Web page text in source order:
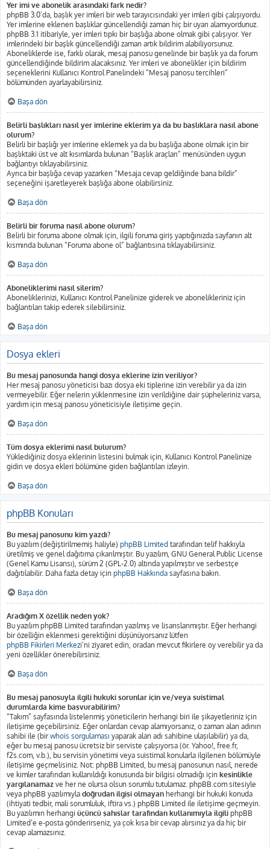
Yer imi ve abonelik arasındaki fark nedir?
phpBB 3.0’da, başlık yer imleri bir web tarayıcısındaki yer imleri gibi çalışıyordu.
Yer imlerine eklenen başlıklar güncellendiği zaman hiç bir uyarı alamıyordunuz.
phpBB 3.1 itibariyle, yer imleri tıpkı bir başlığa abone olmak gibi çalışıyor. Yer
imlerindeki bir başlık güncellendiği zaman artık bildirim alabiliyorsunuz.
Aboneliklerde ise, farklı olarak, mesaj panosu genelinde bir başlık ya da forum
güncellendiğinde bildirim alacaksınız. Yer imleri ve abonelikler için bildirim
seçeneklerini Kullanıcı Kontrol Panelindeki “Mesaj panosu tercihleri”
bölümünden ayarlayabilirsiniz.
Başa dön
Belirli başlıkları nasıl yer imlerine eklerim ya da bu başlıklara nasıl abone
olurum?
Belirli bir başlığı yer imlerine eklemek ya da bu başlığa abone olmak için bir
başlıktaki üst ve alt kısımlarda bulunan “Başlık araçları” menüsünden uygun
bağlantıyı tıklayabilirsiniz.
Ayrıca bir başlığa cevap yazarken “Mesaja cevap geldiğinde bana bildir”
seçeneğini işaretleyerek başlığa abone olabilirsiniz.
Başa dön
Belirli bir foruma nasıl abone olurum?
Belirli bir foruma abone olmak için, ilgili foruma giriş yaptığınızda sayfanın alt
kısmında bulunan “Foruma abone ol” bağlantısına tıklayabilirsiniz.
Başa dön
Aboneliklerimi nasıl silerim?
Aboneliklerinizi, Kullanıcı Kontrol Panelinize giderek ve abonelikleriniz için
bağlantıları takip ederek silebilirsiniz.
Başa dön
Dosya ekleri
Bu mesaj panosunda hangi dosya eklerine izin veriliyor?
Her mesaj panosu yöneticisi bazı dosya eki tiplerine izin verebilir ya da izin
vermeyebilir. Eğer nelerin yüklenmesine izin verildiğine dair şüpheleriniz varsa,
yardım için mesaj panosu yöneticisiyle iletişime geçin.
Başa dön
Tüm dosya eklerimi nasıl bulurum?
Yüklediğiniz dosya eklerinin listesini bulmak için, Kullanıcı Kontrol Panelinize
gidin ve dosya ekleri bölümüne giden bağlantıları izleyin.
Başa dön
phpBB Konuları
Bu mesaj panosunu kim yazdı?
Bu yazılım (değiştirilmemiş haliyle) phpBB Limited tarafından telif hakkıyla
üretilmiş ve genel dağıtıma çıkarılmıştır. Bu yazılım, GNU General Public License
(Genel Kamu Lisansı), sürüm 2 (GPL-2.0) altında yapılmıştır ve serbestçe
dağıtılabilir. Daha fazla detay için phpBB Hakkında sayfasına bakın.
Başa dön
Aradığım X özellik neden yok?
Bu yazılım phpBB Limited tarafından yazılmış ve lisanslanmıştır. Eğer herhangi
bir özelliğin eklenmesi gerektiğini düşünüyorsanız lütfen
phpBB Fikirleri Merkezi’ni ziyaret edin, oradan mevcut fikirlere oy verebilir ya da
yeni özellikler önerebilirsiniz.
Başa dön
Bu mesaj panosuyla ilgili hukuki sorunlar için ve/veya suistimal
durumlarda kime başvurabilirim?
“Takım” sayfasında listelenmiş yöneticilerin herhangi biri ile şikayetleriniz için
iletişime geçebilirsiniz. Eğer onlardan cevap alamıyorsanız, o zaman alan adının
sahibi ile (birwhois sorgulaması yaparak alan adı sahibine ulaşılabilir) ya da,
eğer bu mesaj panosu ücretsiz bir serviste çalışıyorsa (ör. Yahoo!, free.fr,
f2s.com, v.b.), bu servisin yönetimi veya suistimal konularla ilgilenen bölümüyle
iletişime geçmelisiniz. Not: phpBB Limited, bu mesaj panosunun nasıl, nerede
ve kimler tarafından kullanıldığı konusunda bir bilgisi olmadığı için kesinlikle
yargılanamaz ve her ne olursa olsun sorumlu tutulamaz. phpBB.com sitesiyle
veya phpBB yazılımıyla doğrudan ilgisi olmayan herhangi bir hukuki konuda
(ihtiyati tedbir, mali sorumluluk, iftira vs.) phpBB Limited ile iletişime geçmeyin.
Bu yazılımın herhangi üçüncü şahıslar tarafından kullanımıyla ilgili phpBB
Limited’e e-posta gönderirseniz, ya çok kısa bir cevap alırsınız ya da hiç bir
cevap alamazsınız.